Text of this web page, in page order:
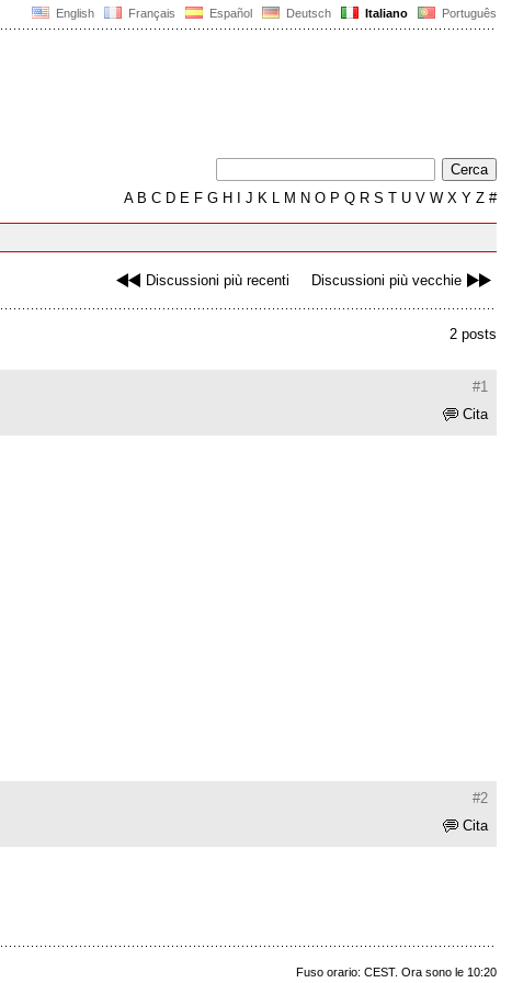
English Français Español Deutsch Italiano Português
AB C D E F G H J K L M N O P Q R S T U V W X Y Z #
Discussioni più recenti Discussioni più vecchie
2 posts
#1
Cita
#2
Cita
Fuso orario: CEST. Ora sono le 10:20